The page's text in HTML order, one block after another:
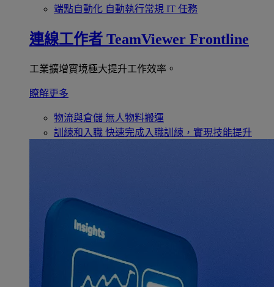
端點自動化 自動執行常規 IT 任務
連線工作者 TeamViewer Frontline
工業擴增實境極大提升工作效率。
瞭解更多
物流與倉儲 無人物料搬運
訓練和入職 快速完成入職訓練，實現技能提升